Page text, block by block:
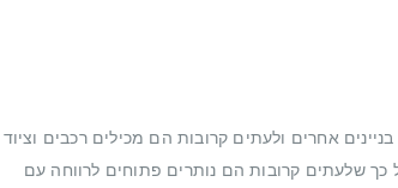
אחרים ולעתים קרובות הם מכילים רכבים וציוד
כך שלעתים קרובות הם נותרים פתוחים לרווחה עם